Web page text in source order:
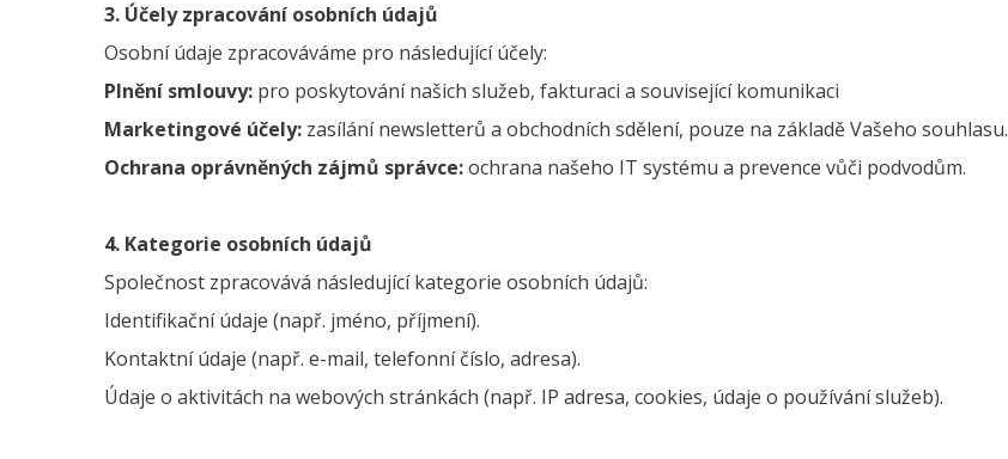
3. Účely zpracování osobních údajů
Osobní údaje zpracováváme pro následující účely:
Plnění smlouvy: pro poskytování našich služeb, fakturaci a související komunikaci
Marketingové účely: zasílání newsletterů a obchodních sdělení, pouze na základě Vašeho souhlasu.
Ochrana oprávněných zájmů správce:ochrana našeho IT systému a prevence vůči podvodům.
4. Kategorie osobních údajů
Společnost zpracovává následující kategorie osobních údajů:
Identifikační údaje (např. jméno, příjmení).
Kontaktní údaje (např. e-mail, telefonní číslo, adresa).
Údaje o aktivitách na webových stránkách (např. IP adresa, cookies, údaje o používání služeb).